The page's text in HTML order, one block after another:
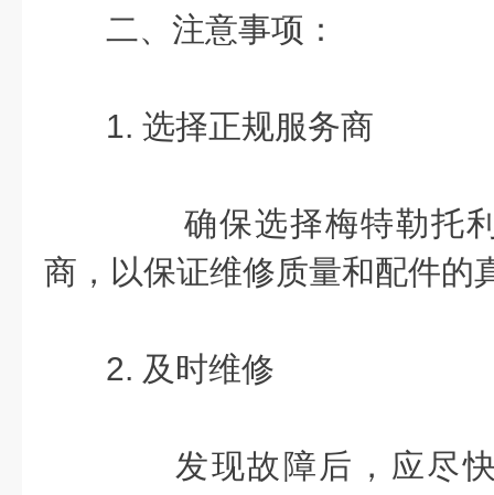
二、注意事项：
1. 选择正规服务商
确保选择梅特勒托利
商，以保证维修质量和配件的
2. 及时维修
发现故障后，应尽快